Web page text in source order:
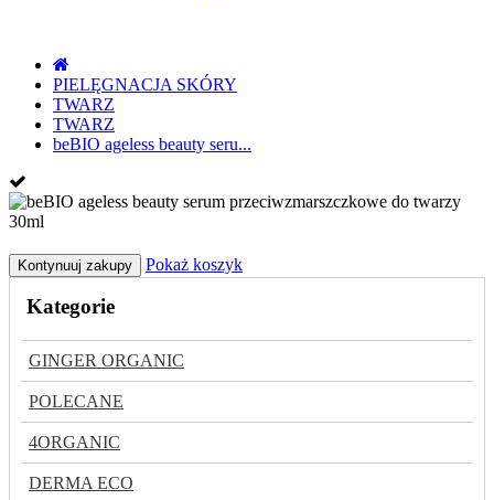
PIELĘGNACJA SKÓRY
TWARZ
TWARZ
beBIO ageless beauty seru...
Kontynuuj zakupy Pokaż koszyk
Kategorie
GINGER ORGANIC
POLECANE
4ORGANIC
DERMA ECO